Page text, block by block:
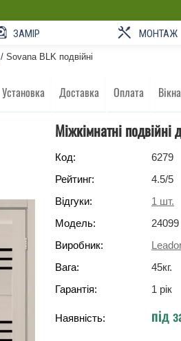
ЗАМІР МОНТАЖ
/ Sovana BLK подвійні
Установка Доставка Оплата
Міжкімнатні подвійні
Код:
6279
Рейтинг:
4.5/5
Відгуки:
1 шт.
Модель:
24099
Виробник:
Вага:
45кг.
Гарантія:
1 рік
Наявність: під